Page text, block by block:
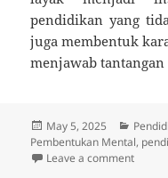
pendidikan yang
juga membentuk
menjawab tantangan
Posted
on
May 5, 2025
Pembentukan Mental,
Leave a commenton